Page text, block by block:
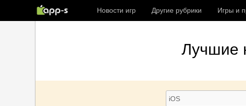
Новости игр Другие рубрики Игры и
Лучшие